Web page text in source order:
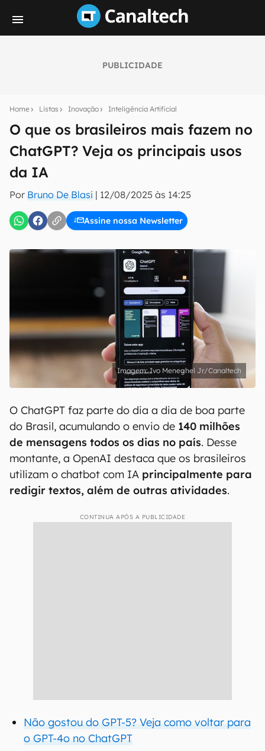
PUBLICIDADE
Home Listas Inovação Inteligência Artificial
O que os brasileiros mais fazem no
ChatGPT? Veja os principais usos
da IA
Por Bruno De Blasi | 12/08/2025 às 14:25
Assine nossa Newsletter
notícias e reviews sobre tecnologia em primeira
E-mail
inscreva-se
Uso e Política de Privacidade do Canaltech.
Ivo Meneghel Jr/Canaltech
O ChatGPT faz parte do dia a dia de boa parte
do Brasil, acumulando o envio de 140 milhões
de mensagens todos os dias no país. Desse
montante, a OpenAI destaca que os brasileiros
utilizam o chatbot com IA principalmente para
redigir textos, além de outras atividades.
CONTINUA APÓS A PUBLICIDADE
Não gostou do GPT-5? Veja como voltar para
o GPT-4o no ChatGPT